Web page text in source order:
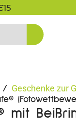
Geschenke zur
mit